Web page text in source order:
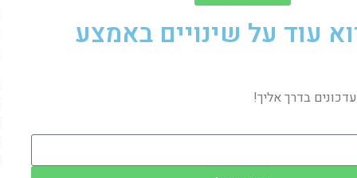
עוד על שינויים באמצע
בדרך אליך!